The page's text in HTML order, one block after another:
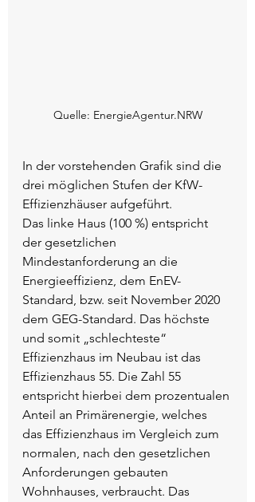
Quelle: EnergieAgentur.NRW
In der vorstehenden Grafik sind die
drei möglichen Stufen der KfW-
Effizienzhäuser aufgeführt.
Das linke Haus (100 %) entspricht
der gesetzlichen
Mindestanforderung an die
Energieeffizienz, dem EnEV-
Standard, bzw. seit November 2020
dem GEG-Standard. Das höchste
und somit „schlechteste“
Effizienzhaus im Neubau ist das
Effizienzhaus 55. Die Zahl 55
entspricht hierbei dem prozentualen
Anteil an Primärenergie, welches
das Effizienzhaus im Vergleich zum
normalen, nach den gesetzlichen
Anforderungen gebauten
Wohnhauses, verbraucht. Das